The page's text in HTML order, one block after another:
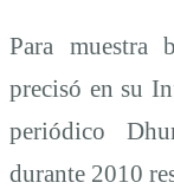
Para muestra
precisó en su
periódico
durante 2010